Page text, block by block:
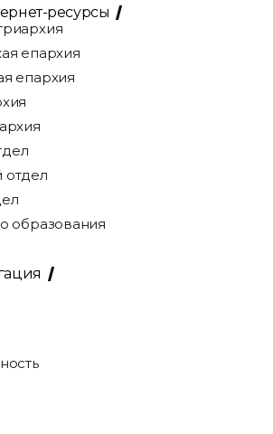
ресурсы
епархия
епархия
отдел
образования